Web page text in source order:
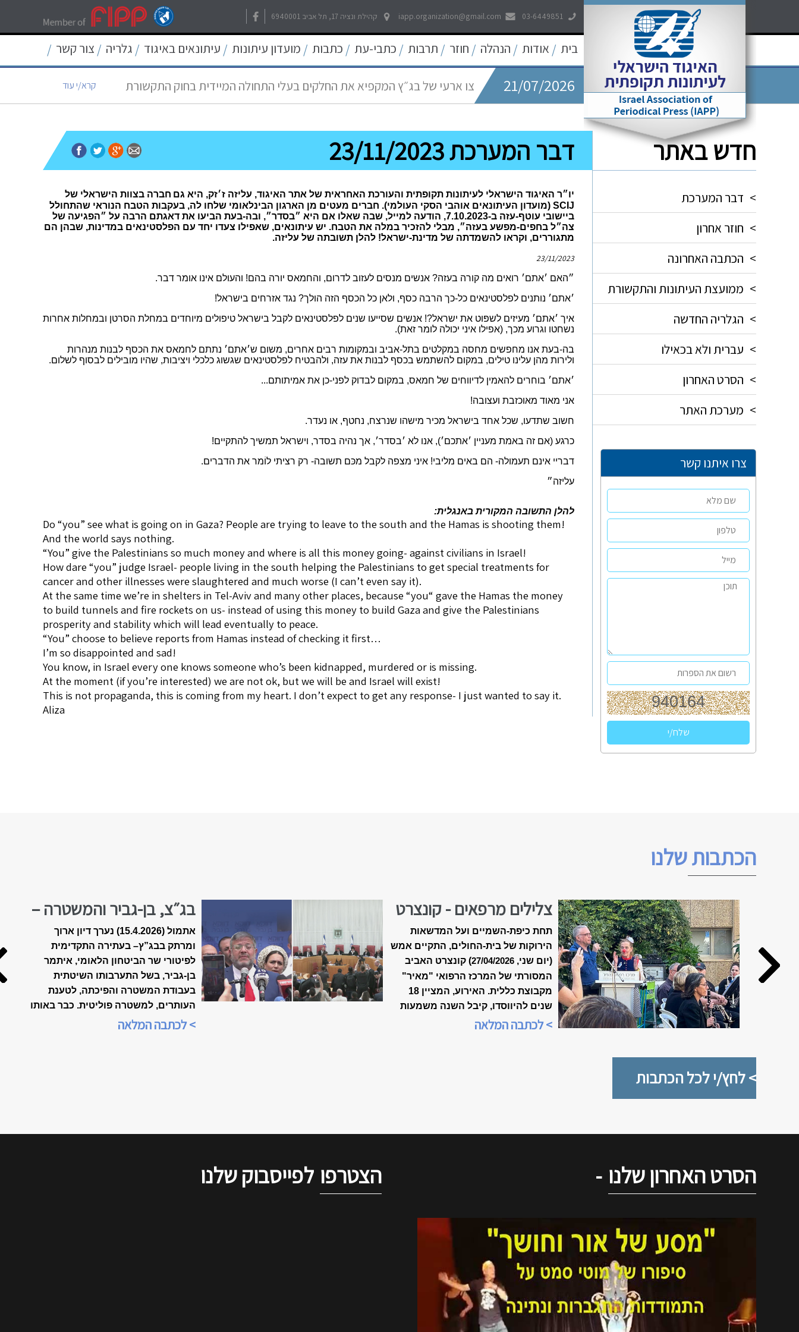
03-6449851
iapp.organization@gmail.com קהילת ונציה 17, תל אביב 6940001
בית / אודות / הנהלה / חוזר / תרבות / כתבי-עת / כתבות / מועדון עיתונות / עיתונאים באיגוד / גלריה / צור קשר / 21/07/2026 לאפשר דיווח פתוח וחופשי לכל אמצעי התקשורת בישראל קרא/י עוד
21/07/2026 צו ארעי של בג״ץ המקפיא את החלקים בעלי התחולה המיידית בחוק התקשורת קרא/י עוד
22/05/2026 פסיקה היסטורית של בית המשפט העליון להרחבת החיסיון העיתונאי קרא/י עוד
09/05/2026 שאגת הארי - המלחמה על הפיצויים לעצמאים קרא/י עוד
חדש באתר
> דבר המערכת
> חוזר אחרון
> הכתבה האחרונה
> ממועצת העיתונות והתקשורת
> הגלריה החדשה
> עברית ולא בכאילו
> הסרט האחרון
> מערכת האתר
צרו איתנו קשר
דבר המערכת 23/11/2023
יו״ר האיגוד הישראלי לעיתונות תקופתית והעורכת האחראית של אתר האיגוד, עליזה ז׳זק, היא גם חברה בצוות הישראלי של
SCIJ (מועדון העיתונאים אוהבי הסקי העולמי). חברים מעטים מן הארגון הבינלאומי שלחו לה, בעקבות הטבח הנוראי שהתחולל
ביישובי עוטף-עזה ב-7.10.2023, הודעה למייל, שבה שאלו אם היא ״בסדר״, ובה-בעת הביעו את דאגתם הרבה על ״הפגיעה של
צה״ל בחפים-מפשע בעזה״, מבלי להזכיר במלה את הטבח. יש עיתונאים, שאפילו צעדו יחד עם הפלסטינאים במדינות, שבהן הם
מתגוררים, וקראו להשמדתה של מדינת-ישראל! להלן תשובתה של עליזה.
23/11/2023
״האם ׳אתם׳ רואים מה קורה בעזה? אנשים מנסים לעזוב לדרום, והחמאס יורה בהם! והעולם אינו אומר דבר.
׳אתם׳ נותנים לפלסטינאים כל-כך הרבה כסף, ולאן כל הכסף הזה הולך? נגד אזרחים בישראל!
איך ׳אתם׳ מעיזים לשפּוט את ישראל?! אנשים שסייעו שנים לפלסטינאים לקבל בישראל טיפולים מיוחדים במחלת הסרטן ובמחלות אחרות
נשחטו וגרוע מכך, (אפילו איני יכולה לומר זאת).
בה-בעת אנו מחפשים מחסה במקלטים בתל-אביב ובמקומות רבים אחרים, משום ש׳אתם׳ נתתם לחמאס את הכסף לבנות מנהרות
ולירות מהן עלינו טילים, במקום להשתמש בכסף לבנות את עזה, ולהבטיח לפלסטינאים שגשוג כלכלי ויציבות, שהיו מובילים לבסוף לשלום.
׳אתם׳ בוחרים להאמין לדיווחים של חמאס, במקום לבדוק לפני-כן את אמיתותם...
אני מאוד מאוכזבת ועצובה!
חשוב שתדעו, שכל אחד בישראל מכיר מישהו שנרצח, נחטף, או נעדר.
כרגע (אם זה באמת מעניין ׳אתכם׳), אנו לא ׳בסדר׳, אך נהיה בסדר, וישראל תמשיך להתקיים!
דבריי אינם תעמולה- הם באים מליבי! איני מצפה לקבל מכּם תשובה- רק רציתי לוֹמר את הדברים.
עליזה״
להלן התשובה המקורית באנגלית:
Do “you” see what is going on in Gaza? People are trying to leave to the south and the Hamas is shooting them!
And the world says nothing.
“You” give the Palestinians so much money and where is all this money going- against civilians in Israel!
How dare “you” judge Israel- people living in the south helping the Palestinians to get special treatments for
cancer and other illnesses were slaughtered and much worse (I can’t even say it).
At the same time we’re in shelters in Tel-Aviv and many other places, because “you“ gave the Hamas the money
to build tunnels and fire rockets on us- instead of using this money to build Gaza and give the Palestinians
prosperity and stability which will lead eventually to peace.
“You” choose to believe reports from Hamas instead of checking it first…
I’m so disappointed and sad!
You know, in Israel every one knows someone who’s been kidnapped, murdered or is missing.
At the moment (if you’re interested) we are not ok, but we will be and Israel will exist!
This is not propaganda, this is coming from my heart. I don’t expect to get any response- I just wanted to say it.
Aliza
הכתבות שלנו
צלילים מרפאים - קונצרט
האביב ה-18 של ״מאיר״
תחת כיפת-השמיים ועל המדשאות
הירוקות של בית-החולים, התקיים אמש
(יום שני, 27/04/2026) קונצרט האביב
המסורתי של המרכז הרפואי "מאיר"
מקבוצת כללית. האירוע, המציין 18
שנים להיווסדו, קיבל השנה משמעות
מיוחדת, כשנכלל לראשונה במסגרת
> לכתבה המלאה
בג״צ, בן-גביר והמשטרה –
הולכים לפשרה?אתמול (15.4.2026) נערך דיון ארוך
ומרתק בבג”ץ– בעתירה התקדימית
לפיטורי שר הביטחון הלאומי, איתמר
בן-גביר, בשל התערבותו השיטתית
בעבודת המשטרה והפיכתה, לטענת
העותרים, למשטרה פוליטית. כבר באותו
> לכתבה המלאה
> לחץ/י לכל הכתבות
הסרט האחרון שלנו - הצטרפו לפייסבוק שלנו